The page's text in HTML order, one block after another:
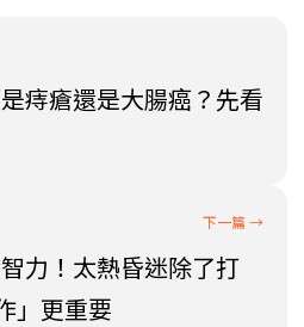
痔瘡還是大腸癌？先看
力！太熱昏迷除了打
」更重要